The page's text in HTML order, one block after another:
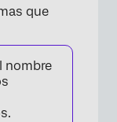
que
nombre